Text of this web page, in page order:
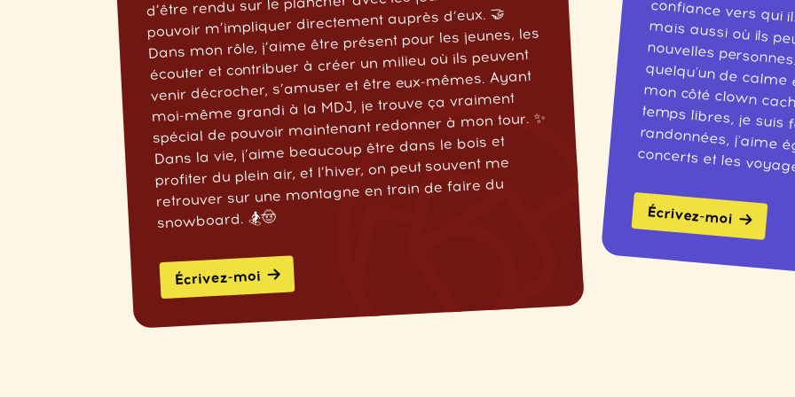
pouvoir m’impliquer directement auprès d’eux. 🤝
Dans mon rôle, j’aime être présent pour les jeunes, les
écouter et contribuer à créer un milieu où ils peuvent
venir décrocher, s’amuser et être eux-mêmes. Ayant
moi-même grandi à la MDJ, je trouve ça vraiment
spécial de pouvoir maintenant redonner à mon tour. ✨
Dans la vie, j’aime beaucoup être dans le bois et
profiter du plein air, et l’hiver, on peut souvent me
retrouver sur une montagne en train de faire du
snowboard. 🏂🤠
Écrivez-moi
concerts et les
Écrivez-moi